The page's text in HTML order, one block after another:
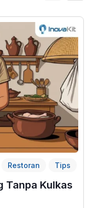
Restoran Tips
Tanpa Kulkas